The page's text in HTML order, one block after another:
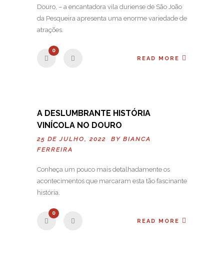
Douro, – a encantadora vila duriense de São João
da Pesqueira apresenta uma enorme variedade de
atrações.
0
READ MORE
A DESLUMBRANTE HISTÓRIA
VINÍCOLA NO DOURO
25 DE JULHO, 2022 BY BIANCA
FERREIRA
Conheça um pouco mais detalhadamente os
acontecimentos que marcaram esta tão fascinante
história.
0
READ MORE